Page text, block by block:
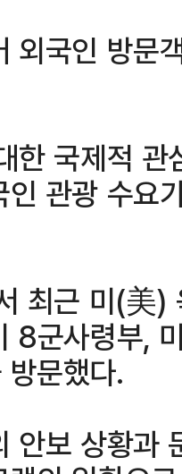
외국인 방문
한 국제적
관광 수요
최근 미(美)
8군사령부,
문했다.
안보 상황과